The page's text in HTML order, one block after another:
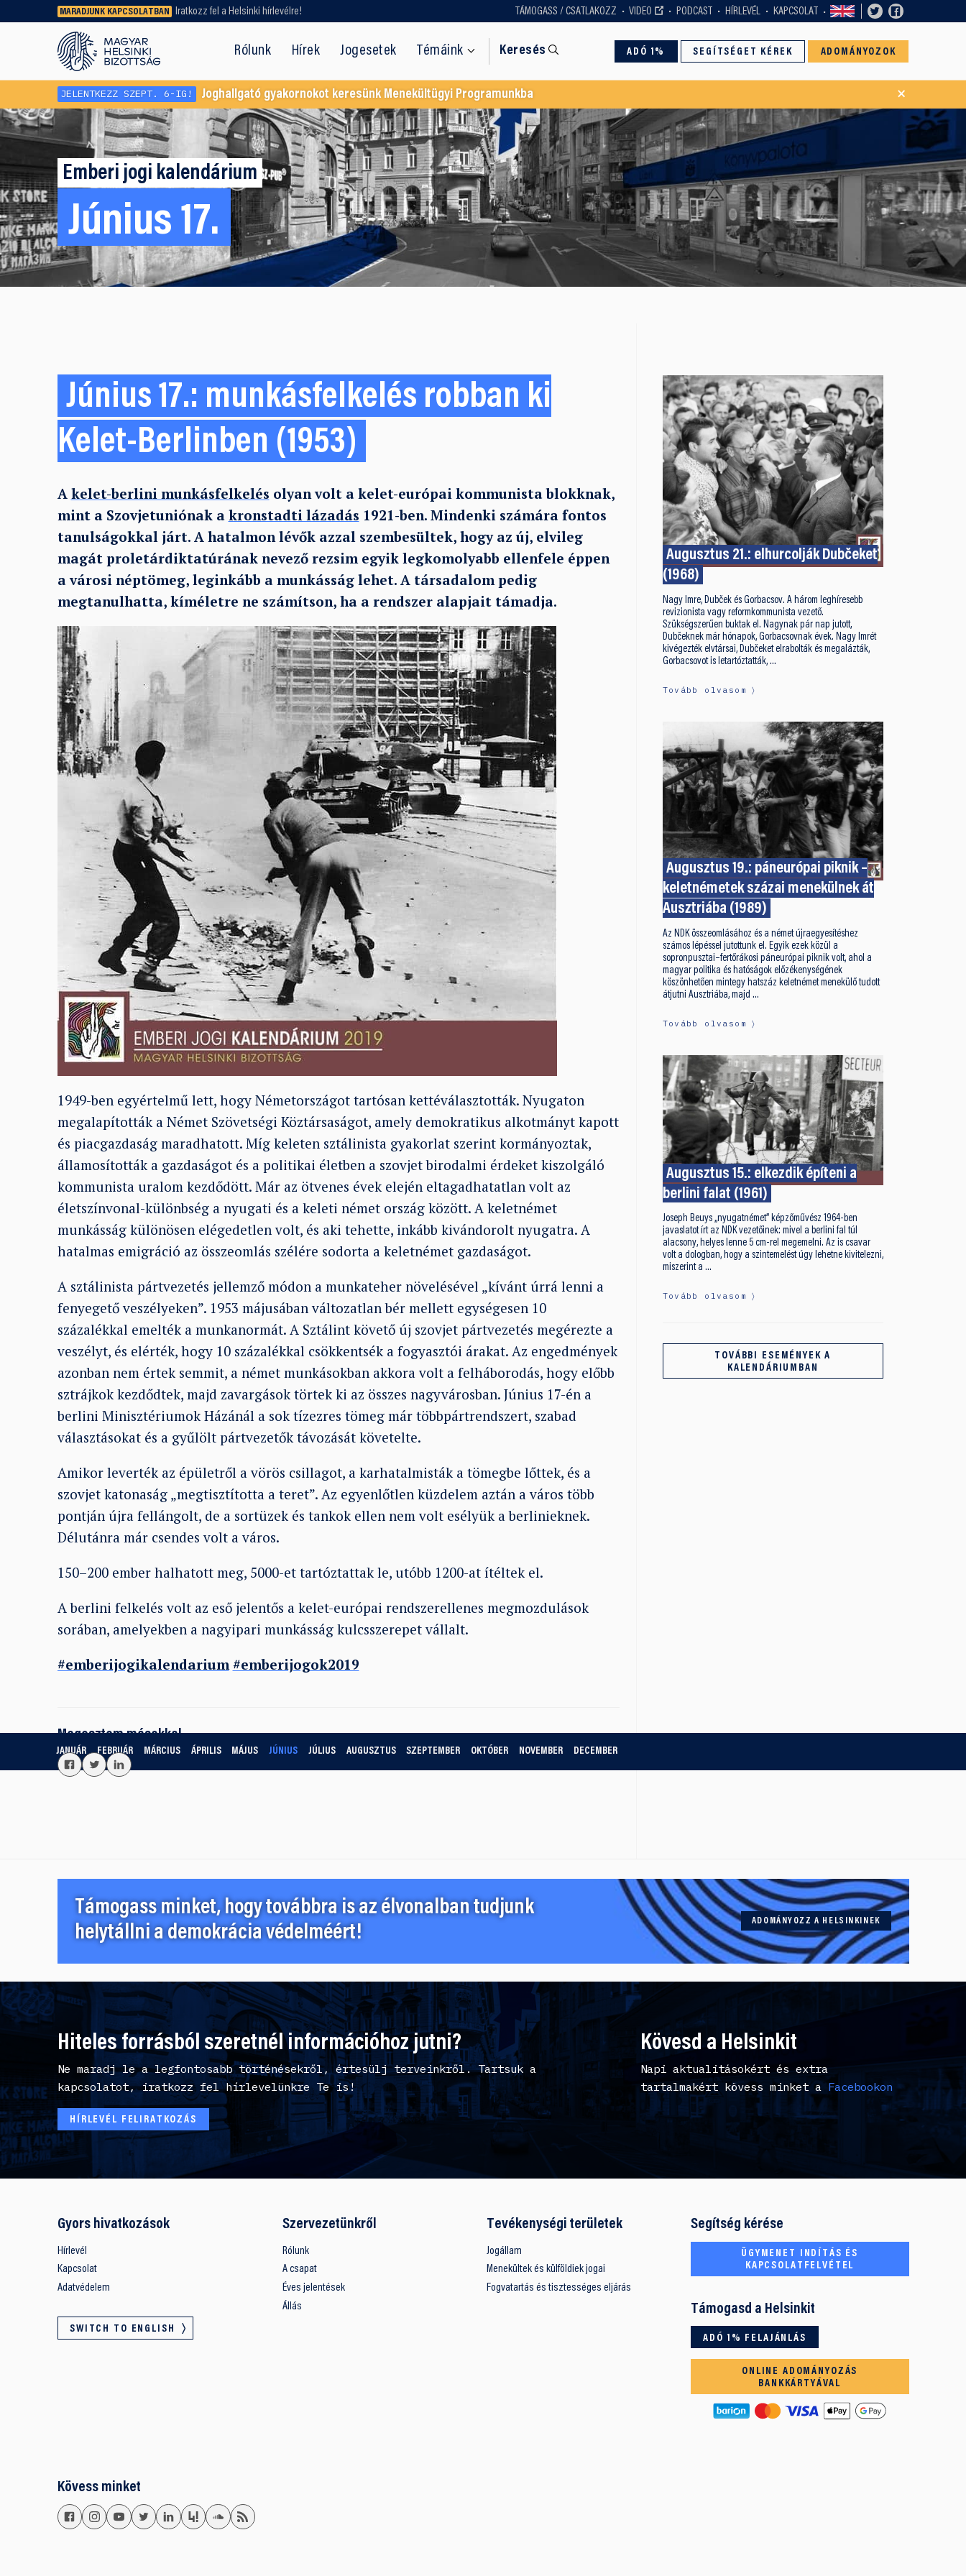
MARADJUNK KAPCSOLATBAN Iratkozz fel a Helsinki hírlevélre! TÁMOGASS / CSATLAKOZZ VIDEO PODCAST HÍRLEVÉL KAPCSOLAT
Rólunk Hírek Jogesetek Témáink Keresés ADÓ 1% SEGÍTSÉGET KÉREK ADOMÁNYOZOK
Régebbi tartalmat vagy
dokumentumot keresel? Használd a
keresőnket!
JELENTKEZZ SZEPT. 6-IG! Joghallgató gyakornokot keresünk Menekültügyi Programunkba ×
Emberi jogi kalendárium
Június 17.
JANUÁR FEBRUÁR MÁRCIUS ÁPRILIS MÁJUS JÚNIUS JÚLIUS AUGUSZTUS SZEPTEMBER OKTÓBER NOVEMBER DECEMBER
Június 17.: munkásfelkelés robban ki
Kelet-Berlinben (1953)
A kelet-berlini munkásfelkelés olyan volt a kelet-európai kommunista blokknak,
mint a Szovjetuniónak a kronstadti lázadás 1921-ben. Mindenki számára fontos
tanulságokkal járt. A hatalmon lévők azzal szembesültek, hogy az új, elvileg
magát proletárdiktatúrának nevező rezsim egyik legkomolyabb ellenfele éppen
a városi néptömeg, leginkább a munkásság lehet. A társadalom pedig
megtanulhatta, kíméletre ne számítson, ha a rendszer alapjait támadja.
1949-ben egyértelmű lett, hogy Németországot tartósan kettéválasztották. Nyugaton
megalapították a Német Szövetségi Köztársaságot, amely demokratikus alkotmányt kapott
és piacgazdaság maradhatott. Míg keleten sztálinista gyakorlat szerint kormányoztak,
államosították a gazdaságot és a politikai életben a szovjet birodalmi érdeket kiszolgáló
kommunista uralom kezdődött. Már az ötvenes évek elején eltagadhatatlan volt az
életszínvonal-különbség a nyugati és a keleti német ország között. A keletnémet
munkásság különösen elégedetlen volt, és aki tehette, inkább kivándorolt nyugatra. A
hatalmas emigráció az összeomlás szélére sodorta a keletnémet gazdaságot.
A sztálinista pártvezetés jellemző módon a munkateher növelésével „kívánt úrrá lenni a
fenyegető veszélyeken”. 1953 májusában változatlan bér mellett egységesen 10
százalékkal emelték a munkanormát. A Sztálint követő új szovjet pártvezetés megérezte a
veszélyt, és elérték, hogy 10 százalékkal csökkentsék a fogyasztói árakat. Az engedmények
azonban nem értek semmit, a német munkásokban akkora volt a felháborodás, hogy előbb
sztrájkok kezdődtek, majd zavargások törtek ki az összes nagyvárosban. Június 17-én a
berlini Minisztériumok Házánál a sok tízezres tömeg már többpártrendszert, szabad
választásokat és a gyűlölt pártvezetők távozását követelte.
Amikor leverték az épületről a vörös csillagot, a karhatalmisták a tömegbe lőttek, és a
szovjet katonaság „megtisztította a teret”. Az egyenlőtlen küzdelem aztán a város több
pontján újra fellángolt, de a sortüzek és tankok ellen nem volt esélyük a berlinieknek.
Délutánra már csendes volt a város.
150–200 ember halhatott meg, 5000-et tartóztattak le, utóbb 1200-at ítéltek el.
A berlini felkelés volt az eső jelentős a kelet-európai rendszerellenes megmozdulások
sorában, amelyekben a nagyipari munkásság kulcsszerepet vállalt.
#emberijogikalendarium #emberijogok2019
Megosztom másokkal
Augusztus 21.: elhurcolják Dubčeket
(1968)
Nagy Imre, Dubček és Gorbacsov. A három leghíresebb
revizionista vagy reformkommunista vezető.
Szükségszerűen buktak el. Nagynak pár nap jutott,
Dubčeknek már hónapok, Gorbacsovnak évek. Nagy Imrét
kivégezték elvtársai, Dubčeket elrabolták és megalázták,
Gorbacsovot is letartóztatták, …
Tovább olvasom
Augusztus 19.: páneurópai piknik –
keletnémetek százai menekülnek át
Ausztriába (1989)
Az NDK összeomlásához és a német újraegyesítéshez
számos lépéssel jutottunk el. Egyik ezek közül a
sopronpusztai–fertőrákosi páneurópai piknik volt, ahol a
magyar politika és hatóságok előzékenységének
köszönhetően mintegy hatszáz keletnémet menekülő tudott
átjutni Ausztriába, majd …
Tovább olvasom
Augusztus 15.: elkezdik építeni a
berlini falat (1961)
Joseph Beuys „nyugatnémet” képzőművész 1964-ben
javaslatot írt az NDK vezetőinek: mivel a berlini fal túl
alacsony, helyes lenne 5 cm-rel megemelni. Az is csavar
volt a dologban, hogy a szintemelést úgy lehetne kivitelezni,
miszerint a …
Tovább olvasom
TOVÁBBI ESEMÉNYEK A
KALENDÁRIUMBAN
Támogass minket, hogy továbbra is az élvonalban tudjunk
helytállni a demokrácia védelméért!
ADOMÁNYOZZ A HELSINKINEK
Hiteles forrásból szeretnél információhoz jutni?
Ne maradj le a legfontosabb történésekről, értesülj terveinkről. Tartsuk a
kapcsolatot, iratkozz fel hírlevelünkre Te is!
HÍRLEVÉL FELIRATKOZÁS
Kövesd a Helsinkit
Napi aktualitásokért és extra
tartalmakért kövess minket aFacebookon
Gyors hivatkozások
Hírlevél
Kapcsolat
Adatvédelem
SWITCH TO ENGLISH
Szervezetünkről
Rólunk
A csapat
Éves jelentések
Állás
Tevékenységi területek
Jogállam
Menekültek és külföldiek jogai
Fogvatartás és tisztességes eljárás
Segítség kérése
ÜGYMENET INDÍTÁS ÉS
KAPCSOLATFELVÉTEL
Támogasd a Helsinkit
ADÓ 1% FELAJÁNLÁS
ONLINE ADOMÁNYOZÁS
BANKKÁRTYÁVAL
Kövess minket